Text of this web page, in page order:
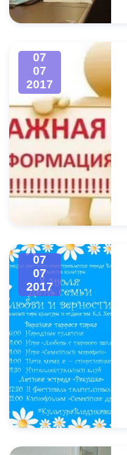
07
07
2017
07
07
2017